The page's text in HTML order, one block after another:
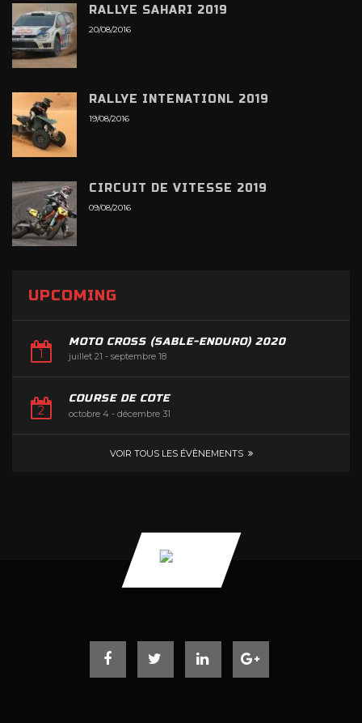
RALLYE SAHARI 2019
20/08/2016
RALLYE INTENATIONL 2019
19/08/2016
CIRCUIT DE VITESSE 2019
09/08/2016
UPCOMING
MOTO CROSS (SABLE-ENDURO) 2020
juillet 21 - septembre 18
COURSE DE COTE
octobre 4 - décembre 31
VOIR TOUS LES ÉVÈNEMENTS